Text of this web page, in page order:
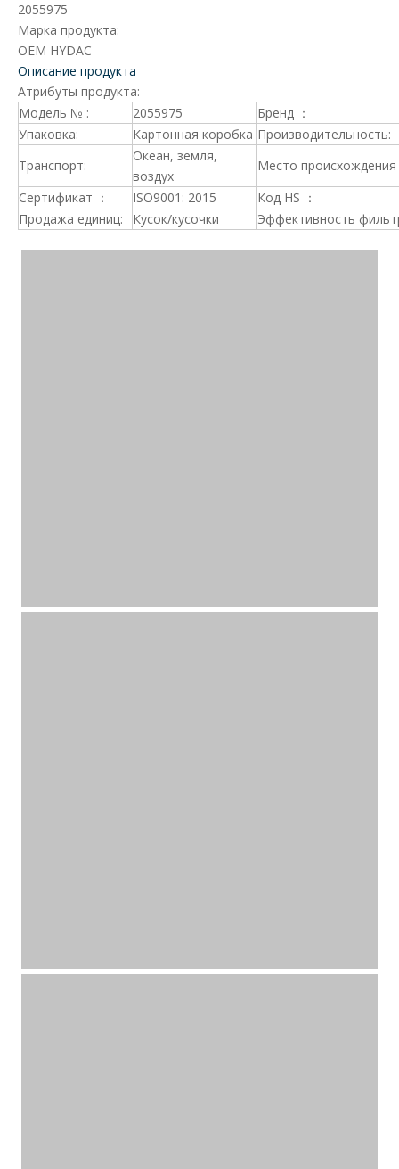
2055975
Марка продукта:
OEM HYDAC
Описание продукта
Атрибуты продукта:
Модель № :
2055975
Бренд ：
Упаковка:
Картонная коробка Производительность:
Транспорт:
Океан, земля,
воздух
Место происхождения
Сертификат ：
ISO9001: 2015
Код HS ：
Продажа единиц:
Кусок/кусочки Эффективность